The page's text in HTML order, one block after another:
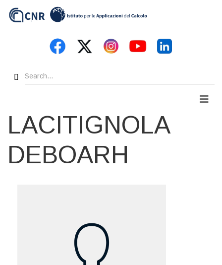
Search
LACITIGNOLA
DEBOARH